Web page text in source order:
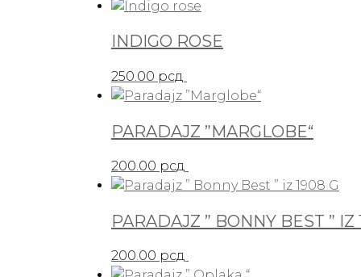
INDIGO ROSE
250.00 рсд
PARADAJZ ”MARGLOBE“
200.00 рсд
PARADAJZ ” BONNY BEST ” IZ
200.00 рсд